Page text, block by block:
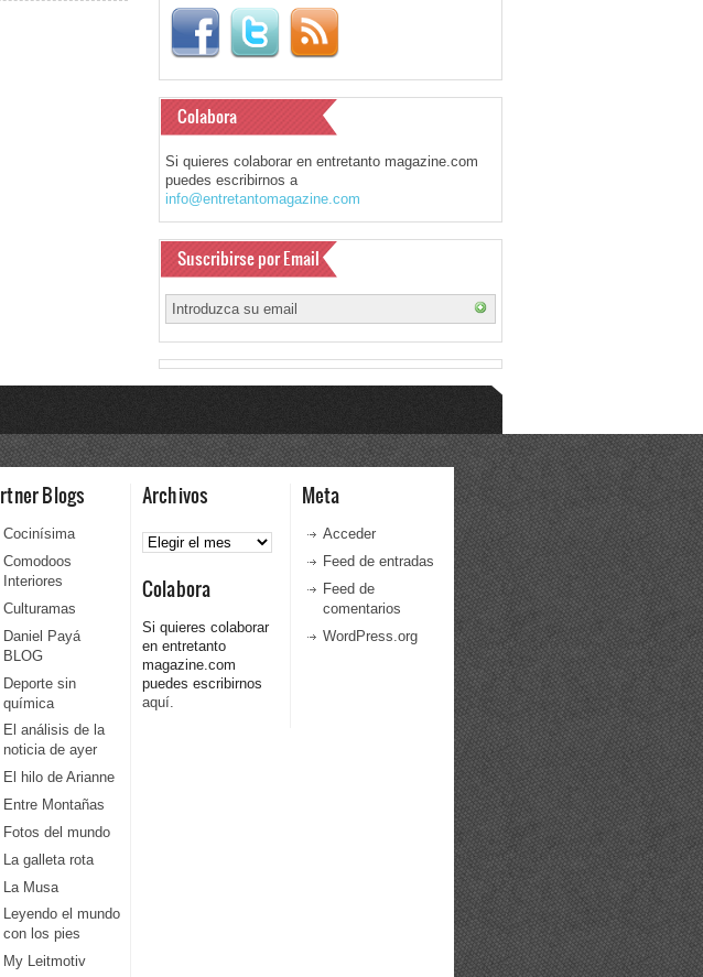
Colabora
Si quieres colaborar en entretanto magazine.com
puedes escribirnos a
info@entretantomagazine.com
Suscribirse por Email
Blogs
Cocinísima
Comodoos
Interiores
Culturamas
Daniel Payá
BLOG
Deporte sin
química
El análisis de la
noticia de ayer
El hilo de Arianne
Entre Montañas
Fotos del mundo
La galleta rota
La Musa
Leyendo el mundo
con los pies
My Leitmotiv
Archivos
Archivos
Colabora
Si quieres colaborar
en entretanto
magazine.com
puedes escribirnos
aquí.
Meta
Acceder
Feed de entradas
Feed de
comentarios
WordPress.org